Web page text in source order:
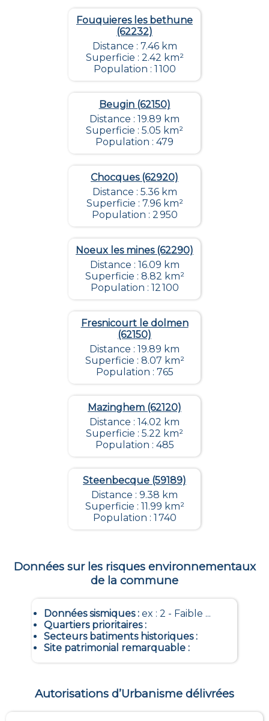
Fouquieres les bethune
(62232)
Distance : 7.46 km
Superficie : 2.42 km²
Population : 1 100
Beugin (62150)
Distance : 19.89 km
Superficie : 5.05 km²
Population : 479
Chocques (62920)
Distance : 5.36 km
Superficie : 7.96 km²
Population : 2 950
Noeux les mines (62290)
Distance : 16.09 km
Superficie : 8.82 km²
Population : 12 100
Fresnicourt le dolmen
(62150)
Distance : 19.89 km
Superficie : 8.07 km²
Population : 765
Mazinghem (62120)
Distance : 14.02 km
Superficie : 5.22 km²
Population : 485
Steenbecque (59189)
Distance : 9.38 km
Superficie : 11.99 km²
Population : 1 740
Données sur les risques environnementaux
de la commune
Données sismiques: ex : 2 - Faible ...
Quartiers prioritaires:
Secteurs batiments historiques:
Site patrimonial remarquable:
Autorisations d’Urbanisme délivrées